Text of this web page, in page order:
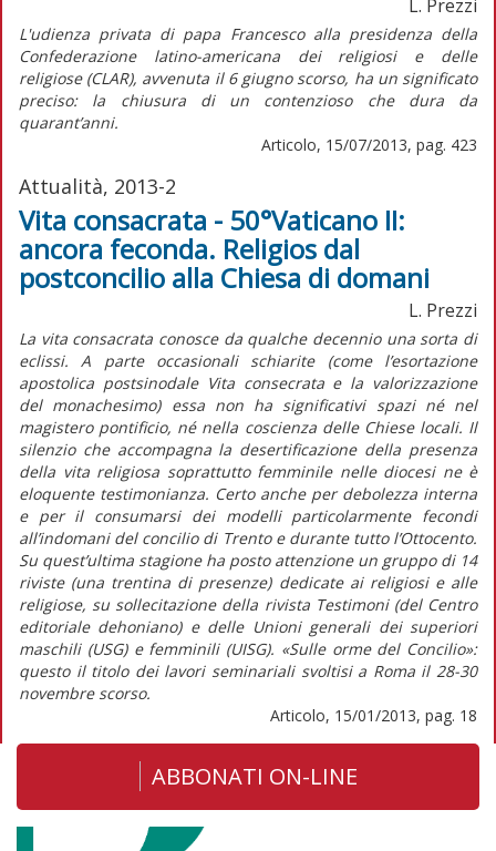
L. Prezzi
L'udienza privata di papa Francesco alla presidenza della
Confederazione latino-americana dei religiosi e delle
religiose (CLAR), avvenuta il 6 giugno scorso, ha un significato
preciso: la chiusura di un contenzioso che dura da
quarant’anni.
Articolo, 15/07/2013, pag. 423
Attualità, 2013-2
Vita consacrata - 50°Vaticano II:
ancora feconda. Religios dal
postconcilio alla Chiesa di domani
L. Prezzi
La vita consacrata conosce da qualche decennio una sorta di
eclissi. A parte occasionali schiarite (come l’esortazione
apostolica postsinodale Vita consecrata e la valorizzazione
del monachesimo) essa non ha significativi spazi né nel
magistero pontificio, né nella coscienza delle Chiese locali. Il
silenzio che accompagna la desertificazione della presenza
della vita religiosa soprattutto femminile nelle diocesi ne è
eloquente testimonianza. Certo anche per debolezza interna
e per il consumarsi dei modelli particolarmente fecondi
all’indomani del concilio di Trento e durante tutto l’Ottocento.
Su quest’ultima stagione ha posto attenzione un gruppo di 14
riviste (una trentina di presenze) dedicate ai religiosi e alle
religiose, su sollecitazione della rivista Testimoni (del Centro
editoriale dehoniano) e delle Unioni generali dei superiori
maschili (USG) e femminili (UISG). «Sulle orme del Concilio»:
questo il titolo dei lavori seminariali svoltisi a Roma il 28-30
novembre scorso.
Articolo, 15/01/2013, pag. 18
ABBONATI ON-LINE